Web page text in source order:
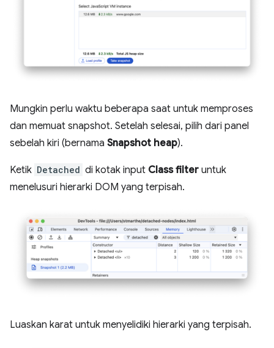
Mungkin perlu waktu beberapa saat untuk memproses
dan memuat snapshot. Setelah selesai, pilih dari panel
sebelah kiri (bernama Snapshot heap).
Ketik Detached di kotak input Class filter untuk
menelusuri hierarki DOM yang terpisah.
Luaskan karat untuk menyelidiki hierarki yang terpisah.